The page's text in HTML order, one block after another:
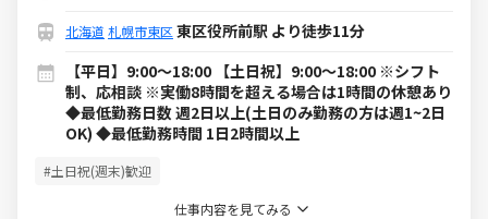
北海道 札幌市東区 東区役所前駅 より徒歩11分
【平日】9:00～18:00 【土日祝】9:00～18:00 ※シフト
制、応相談 ※実働8時間を超える場合は1時間の休憩あり
◆最低勤務日数 週2日以上(土日のみ勤務の方は週1~2日
OK) ◆最低勤務時間 1日2時間以上
#土日祝(週末)歓迎
仕事内容を見てみる